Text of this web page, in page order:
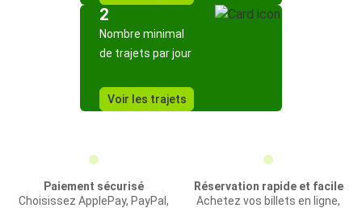
2
Nombre minimal
de trajets par jour
Voir les trajets
Paiement sécurisé
Choisissez ApplePay, PayPal,
Réservation rapide et facile
Achetez vos billets en ligne,